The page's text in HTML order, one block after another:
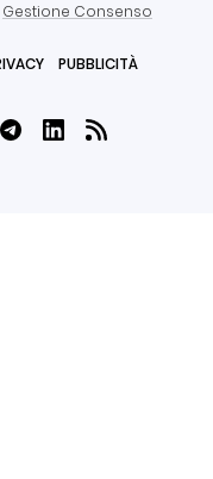
Gestione Consenso
PUBBLICITÀ